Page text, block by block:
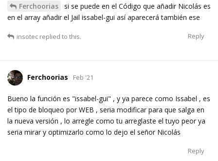
Ferchoorias
si se puede en el Código que añadir Nicolás es
en el array añadir el Jail issabel-gui así aparecerá también ese
Reply
insotec replied to this.
Ferchoorias Feb '21
Bueno la función es "issabel-gui" , y ya parece como Issabel , es
el tipo de bloqueo por WEB , seria modificar para que salga en
la nueva versión , lo arregle como tu arreglaste el tuyo peor ya
seria mirar y optimizarlo como lo dejo el señor Nicolás
Reply